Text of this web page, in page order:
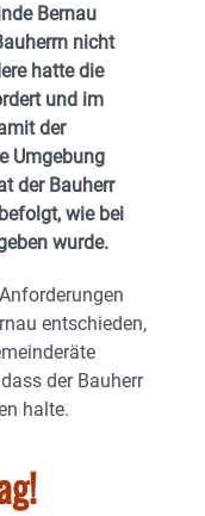
Bernau
nicht
hatte die
und im
der
Umgebung
der Bauherr
wie bei
wurde.
entschieden,
der Bauherr
halte.